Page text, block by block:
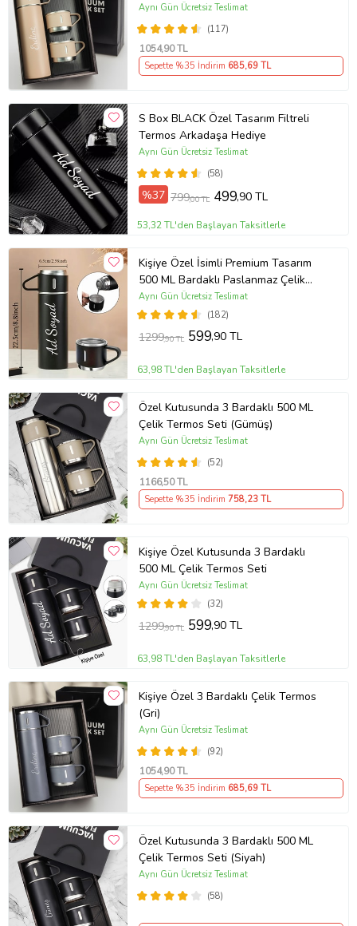
(117)
Aynı Gün Ücretsiz Teslimat
1054,90 TL
Sepette %35 İndirim 685,69 TL
S Box BLACK Özel Tasarım Filtreli
Termos Arkadaşa Hediye
(58)
Aynı Gün Ücretsiz Teslimat
%37 799,00 TL 499,90 TL
53,32 TL'den Başlayan Taksitlerle
Kişiye Özel İsimli Premium Tasarım
500 ML Bardaklı Paslanmaz Çelik
Siyah Termos
(182)
Aynı Gün Ücretsiz Teslimat
1299,90 TL 599,90 TL
63,98 TL'den Başlayan Taksitlerle
Özel Kutusunda 3 Bardaklı 500 ML
Çelik Termos Seti (Gümüş)
(52)
Aynı Gün Ücretsiz Teslimat
1166,50 TL
Sepette %35 İndirim 758,23 TL
Kişiye Özel Kutusunda 3 Bardaklı
500 ML Çelik Termos Seti
(32)
Aynı Gün Ücretsiz Teslimat
1299,90 TL 599,90 TL
63,98 TL'den Başlayan Taksitlerle
Kişiye Özel 3 Bardaklı Çelik Termos
(Gri)
(92)
Aynı Gün Ücretsiz Teslimat
1054,90 TL
Sepette %35 İndirim 685,69 TL
Özel Kutusunda 3 Bardaklı 500 ML
Çelik Termos Seti (Siyah)
(58)
Aynı Gün Ücretsiz Teslimat